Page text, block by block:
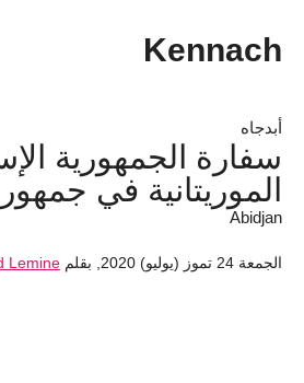
Kennach
أبدجاه
سفارة الجمهورية
الموريتانية في
Abidjan
الجمعة 24 تموز (يوليو) 2020 بقلم Lemine